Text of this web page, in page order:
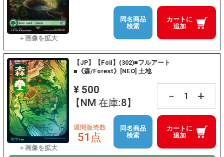
カートに
追加
同名商品
検索
【JP】【Foil】(302)■フルアート
■《森/Forest》[NEO] 土地
¥ 500
【NM 在庫:8】
－ +
カートに
追加
週間販売数
51点
同名商品
検索